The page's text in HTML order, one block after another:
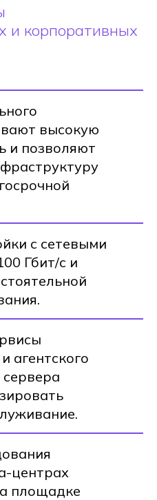
корпоративных
высокую
и позволяют
с сетевыми
Гбит/с и
агентского
сервера
центрах
площадке